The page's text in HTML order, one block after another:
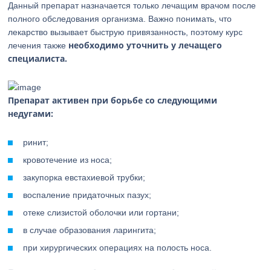
Данный препарат назначается только лечащим врачом после
полного обследования организма. Важно понимать, что
лекарство вызывает быструю привязанность, поэтому курс
лечения также необходимо уточнить у лечащего
специалиста.
Препарат активен при борьбе со следующими
недугами:
ринит;
кровотечение из носа;
закупорка евстахиевой трубки;
воспаление придаточных пазух;
отеке слизистой оболочки или гортани;
в случае образования ларингита;
при хирургических операциях на полость носа.